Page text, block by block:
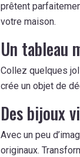
prêtent
votre maison.
Un tableau
Collez quelques
crée un objet de
Des bijoux
Avec un peu
originaux.